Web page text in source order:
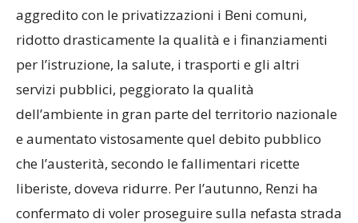
aggredito con le privatizzazioni i Beni comuni,
ridotto drasticamente la qualità e i finanziamenti
per l’istruzione, la salute, i trasporti e gli altri
servizi pubblici, peggiorato la qualità
dell’ambiente in gran parte del territorio nazionale
e aumentato vistosamente quel debito pubblico
che l’austerità, secondo le fallimentari ricette
liberiste, doveva ridurre. Per l’autunno, Renzi ha
confermato di voler proseguire sulla nefasta strada